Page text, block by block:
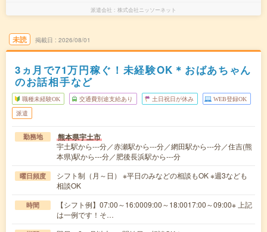
派遣会社 株式会社ニッソーネット
未読 掲載日 2026/08/01
3ヵ月で71万円稼ぐ！未経験OK＊おばあちゃん
のお話相手など
職種未経験OK 交通費別途支給あり 土日祝日が休み WEB登録OK
派遣
勤務地 熊本県宇土市
宇土駅から---分／赤瀬駅から---分／網田駅から---分／住吉(熊
本県)駅から---分／肥後長浜駅から---分
曜日頻度
シフト制（月～日） ※平日のみなどの相談もOK ※週3なども
相談OK
時間
【シフト例】07:00～16:0009:00～18:0017:00～09:00※ 上記
は一例です！そ…